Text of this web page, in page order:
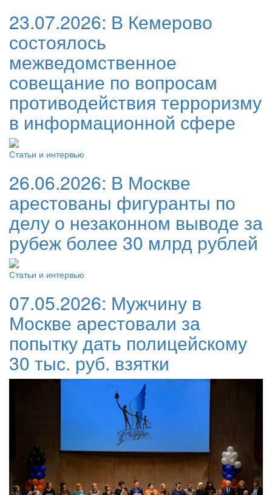
23.07.2026: В Кемерово
состоялось
межведомственное
совещание по вопросам
противодействия терроризму
в информационной сфере
Статьи и интервью
26.06.2026: В Москве
арестованы фигуранты по
делу о незаконном выводе за
рубеж более 30 млрд рублей
Статьи и интервью
07.05.2026: Мужчину в
Москве арестовали за
попытку дать полицейскому
30 тыс. руб. взятки